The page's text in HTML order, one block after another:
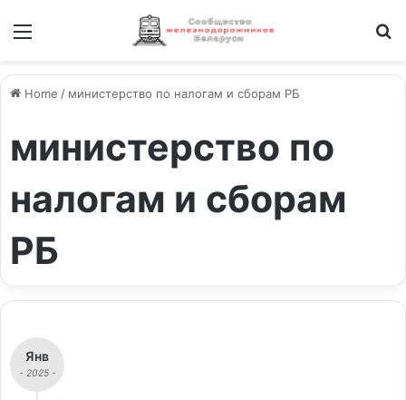
Home / министерство по налогам и сборам РБ
министерство по
налогам и сборам
РБ
Янв
- 2025 -